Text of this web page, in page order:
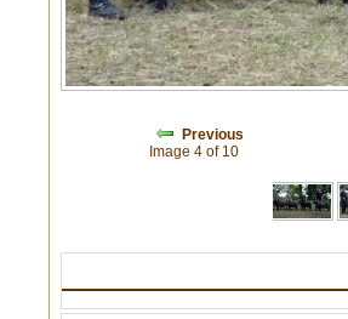
Previous
Image 4 of 10